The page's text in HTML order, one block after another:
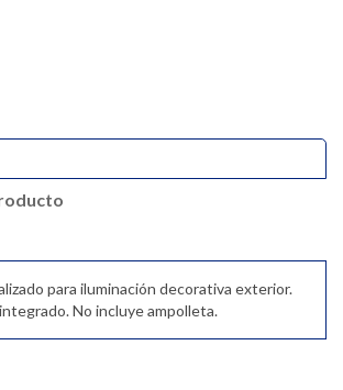
para iluminación decorativa exterior.
No incluye ampolleta.